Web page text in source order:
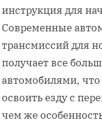
инструкция для
Современные
трансмиссий для
получает все
автомобилями,
освоить езду с
чем же